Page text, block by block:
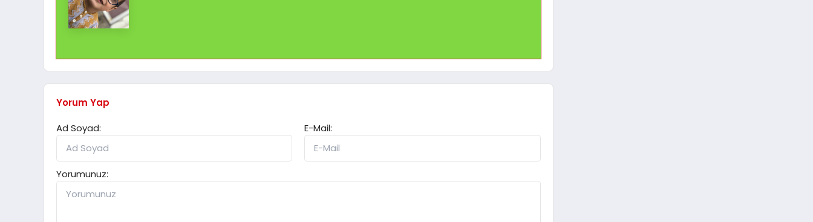
Yorum Yap
Ad Soyad:
E-Mail:
Yorumunuz: